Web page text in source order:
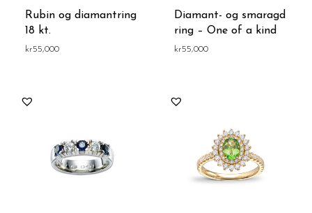
Rubin og diamantring
18 kt.
kr55,000
Diamant- og smaragd
ring – One of a kind
kr55,000